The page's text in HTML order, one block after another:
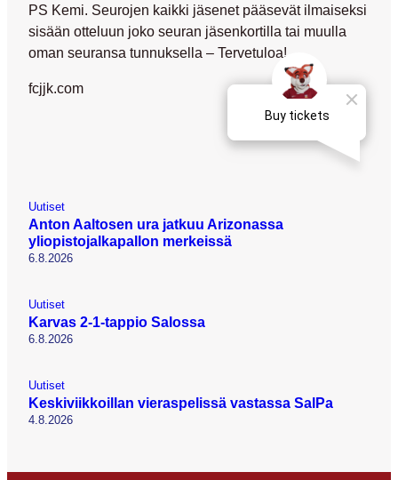
PS Kemi. Seurojen kaikki jäsenet pääsevät ilmaiseksi
sisään otteluun joko seuran jäsenkortilla tai muulla
oman seuransa tunnuksella – Tervetuloa!
fcjjk.com
Uutiset
Anton Aaltosen ura jatkuu Arizonassa
yliopistojalkapallon merkeissä
6.8.2026
Uutiset
Karvas 2-1-tappio Salossa
6.8.2026
Uutiset
Keskiviikkoillan vieraspelissä vastassa SalPa
4.8.2026